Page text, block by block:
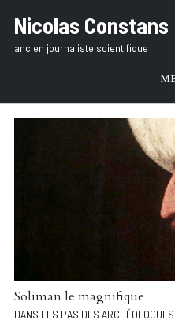
texte
Nicolas Constans
ancien journaliste scientifique
Soliman le magnifique
DANS LES PAS DES ARCHÉOLOGUES